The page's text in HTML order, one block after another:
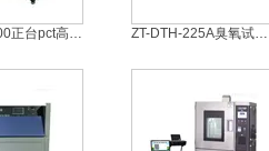
PCT-ZT-300正台pct高压老化箱 ZT-DTH-225A臭氧试验箱